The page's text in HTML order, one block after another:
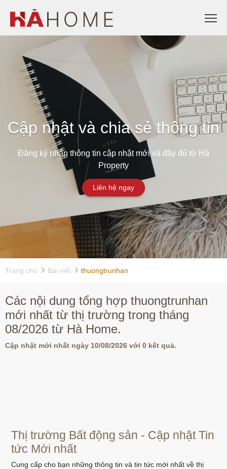
Cập nhật và chia sẻ thông tin
Đăng ký nhận thông tin cập nhật mới và đầy đủ từ Hà
Property
Liên hệ ngay
Trang chủ Bài viết thuongtrunhan
Các nội dung tổng hợp thuongtrunhan
mới nhất từ thị trường trong tháng
08/2026 từ Hà Home.
Cập nhật mới nhất ngày 10/08/2026 với 0 kết quả.
Thị trường Bất động sản - Cập nhật Tin
tức Mới nhất
Cung cấp cho bạn những thông tin và tin tức mới nhất về thị